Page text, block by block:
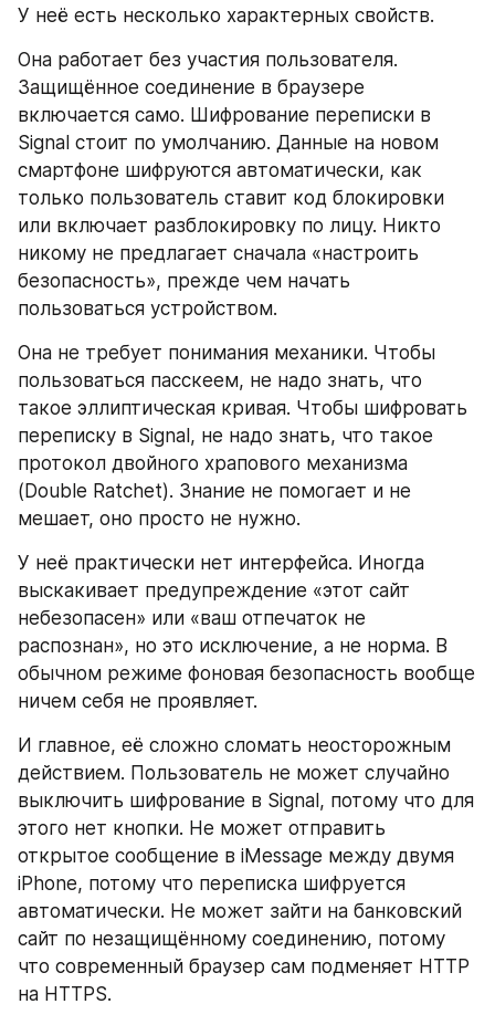
У неё есть несколько характерных свойств.
Она работает без участия пользователя.
Защищённое соединение в браузере
включается само. Шифрование переписки в
Signal стоит по умолчанию. Данные на новом
смартфоне шифруются автоматически, как
только пользователь ставит код блокировки
или включает разблокировку по лицу. Никто
никому не предлагает сначала «настроить
безопасность», прежде чем начать
пользоваться устройством.
Она не требует понимания механики. Чтобы
пользоваться пасскеем, не надо знать, что
такое эллиптическая кривая. Чтобы шифровать
переписку в Signal, не надо знать, что такое
протокол двойного храпового механизма
(Double Ratchet). Знание не помогает и не
мешает, оно просто не нужно.
У неё практически нет интерфейса. Иногда
выскакивает предупреждение «этот сайт
небезопасен» или «ваш отпечаток не
распознан», но это исключение, а не норма. В
обычном режиме фоновая безопасность вообще
ничем себя не проявляет.
И главное, её сложно сломать неосторожным
действием. Пользователь не может случайно
выключить шифрование в Signal, потому что для
этого нет кнопки. Не может отправить
открытое сообщение в iMessage между двумя
iPhone, потому что переписка шифруется
автоматически. Не может зайти на банковский
сайт по незащищённому соединению, потому
что современный браузер сам подменяет HTTP
на HTTPS.